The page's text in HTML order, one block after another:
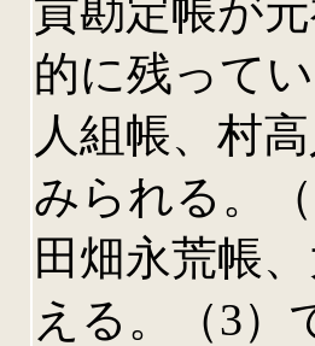
貢勘定帳が
的に残って
人組帳、村
みられる。
田畑永荒帳
える。（3）